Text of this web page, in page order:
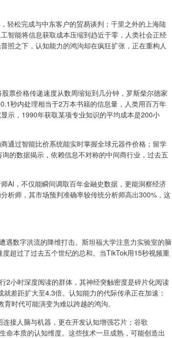
轻松完成与中东客户的贸易谈判；千里之外的上海陆
智能将信息获取成本压缩到趋近于零，人类社会正经
照之下，认知能力的鸿沟却在疯狂扩张，正在重构人
票价格传递速度从数周缩短到几分钟，罗斯柴尔德家
秒内处理相当于2万本书籍的信息量，人类用百万年
示，1990年获取某项专业知识的平均成本是200小
通过智能比价系统能实时掌握全球元器件价格；留学
的数据揭示，依赖信息不对称的中间商行业，过去五
AI，不仅能瞬间调取百年金融史数据，更能洞察经济
析师，其市场预判准确率较传统分析师高出300%，这
遇数字洪流的降维打击。斯坦福大学注意力实验室的脑
超过了过去五个世纪的总和。当TikTok用15秒视频重
2小时深度阅读的群体，其神经突触密度是碎片化阅读
差距扩大至4.3倍。认知能力的代际传承正在加速：
时代可能演变为难以跨越的鸿沟。
接人脑与机器，更在开发认知增强芯片；谷歌
命本质的认知维度。这些技术一旦成熟，可能创造出